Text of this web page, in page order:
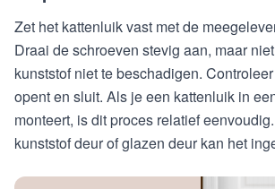
Zet het kattenluik vast met de
Draai de schroeven stevig aan, maar
kunststof niet te beschadigen.
opent en sluit. Als je een kattenluik in
monteert, is dit proces relatief
kunststof deur of glazen deur kan het